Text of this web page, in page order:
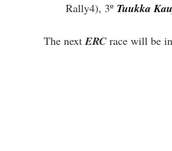
Rally4), 3º Tuukka
The next ERC race will be